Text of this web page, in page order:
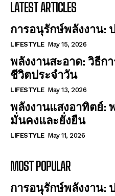
LATEST ARTICLES
การอนุรักษ์พลังงาน:
LIFESTYLE May 15, 2026
พลังงานสะอาด: วิธีก
ชีวิตประจำวัน
LIFESTYLE May 13, 2026
พลังงานแสงอาทิตย์:
มั่นคงและยั่งยืน
LIFESTYLE May 11, 2026
MOST POPULAR
การอนุรักษ์พลังงาน: